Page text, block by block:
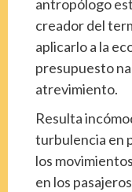
antropólogo
creador del
aplicarlo a la
presupuesto
atrevimiento.
Resulta
turbulencia en
los
en los